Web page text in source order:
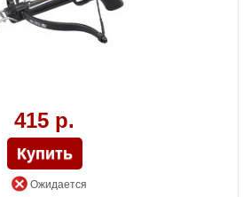
415 р.
Ожидается